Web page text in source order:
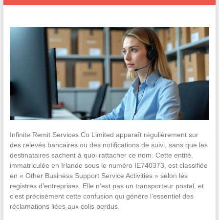
Infinite Remit Services Co Limited apparaît régulièrement sur
des relevés bancaires ou des notifications de suivi, sans que les
destinataires sachent à quoi rattacher ce nom. Cette entité,
immatriculée en Irlande sous le numéro IE740373, est classifiée
en « Other Business Support Service Activities » selon les
registres d’entreprises. Elle n’est pas un transporteur postal, et
c’est précisément cette confusion qui génère l’essentiel des
réclamations liées aux colis perdus.